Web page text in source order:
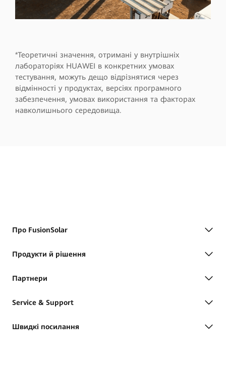
*Теоретичні значення, отримані у внутрішніх
лабораторіях HUAWEI в конкретних умовах
тестування, можуть дещо відрізнятися через
відмінності у продуктах, версіях програмного
забезпечення, умовах використання та факторах
навколишнього середовища.
Про FusionSolar
Продукти й рішення
Партнери
Service & Support
Швидкі посилання